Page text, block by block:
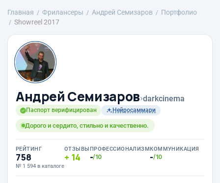
Главная Фрилансеры Андрей Семизаров
Портфолио
Showreel 2017
Андрей Семизаров›darkcinema
Паспорт верифицирован Нейросаммари
Дорого и сердито, стильно и качественно.
РЕЙТИНГ
758
№ 1 594 в каталоге
ОТЗЫВЫ
14
ПРОФЕССИОНАЛИЗМ
-/10
КОММУНИКАЦИЯ
-/10